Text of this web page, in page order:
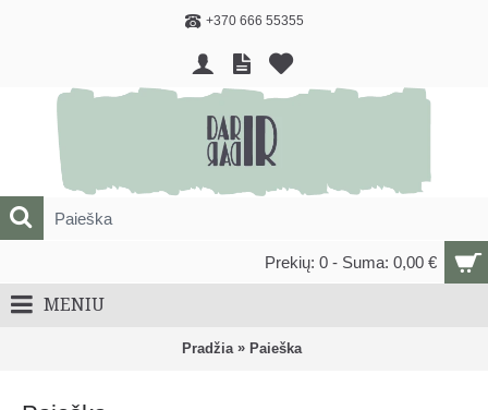
+370 666 55355
Prekių: 0 - Suma: 0,00 €
MENIU
Pradžia» Paieška